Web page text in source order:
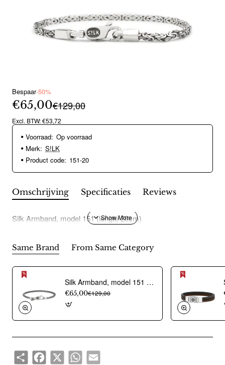
Bespaar-50%
€65,00€129,00
Excl. BTW: €53,72
Voorraad: Op voorraad
Merk: S!LK
Product code: 151-20
Omschrijving Specificaties Reviews
Silk Armband, model 151 (lengte 20cm)
Same Brand From Same Category
Silk Armband, model 151 koningsschakel 2,8mm.(dikte: 2,8mm.- lengte 21cm) - 20087
€65,00€129,00
ShareFacebook
X WhatsAppEmail